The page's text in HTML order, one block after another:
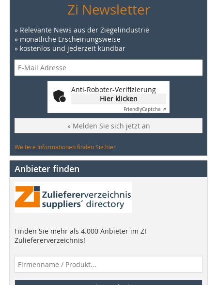
Zi Newsletter
» Relevante News aus der Ziegelindustrie
» monatliche Erscheinungsweise
» kostenlos und jederzeit kündbar
Anti-Roboter-Verifizierung
Hier klicken
FriendlyCaptcha ⇗
» Melden Sie sich jetzt an
Weitere Informationen finden Sie hier
Anbieter finden
Finden Sie mehr als 4.000 Anbieter im ZI
Zuliefererverzeichnis!